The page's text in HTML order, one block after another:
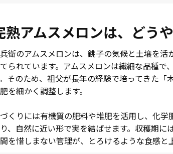
熟アムスメロンは、どう
衛のアムスメロンは、銚子の気候と土壌を
られています。アムスメロンは繊細な品種で
そのため、祖父が長年の経験で培ってきた
を細かく調整します。
くりには有機質の肥料や堆肥を活用し、化
、自然に近い形で実を結ばせます。収穫期に
を惜しまない管理が、とろけるような食感と